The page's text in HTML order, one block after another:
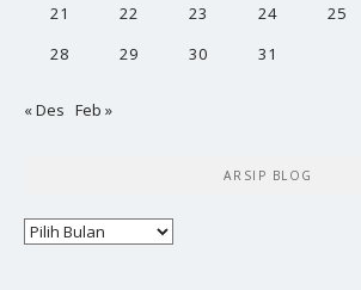
21
22 23 24 25
28
29 30 31
« Des Feb »
ARSIP BLOG
Arsip